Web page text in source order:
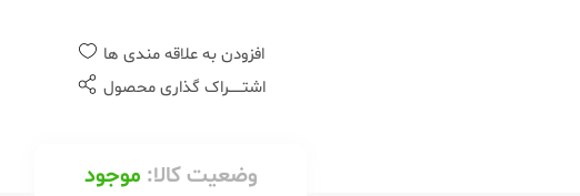
افزودن به علاقه مندی ها
اشتــــــراک گذاری محصول
وضعیت کالا: موجود